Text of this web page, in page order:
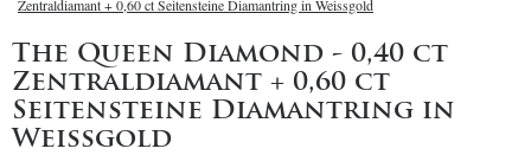
Zentraldiamant + 0,60 ct Seitensteine Diamantring in Weissgold
The Queen Diamond - 0,40 ct
Zentraldiamant + 0,60 ct
Seitensteine Diamantring in
Weissgold